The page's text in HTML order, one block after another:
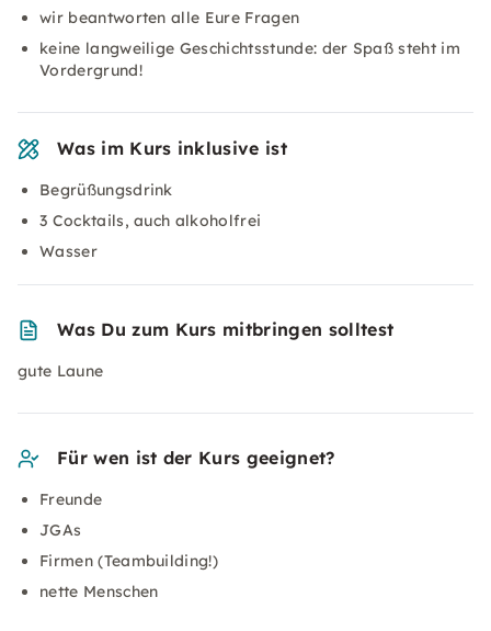
wir beantworten alle Eure Fragen
keine langweilige Geschichtsstunde: der Spaß steht im
Vordergrund!
Was im Kurs inklusive ist
Begrüßungsdrink
3 Cocktails, auch alkoholfrei
Wasser
Was Du zum Kurs mitbringen solltest
gute Laune
Für wen ist der Kurs geeignet?
Freunde
JGAs
Firmen (Teambuilding!)
nette Menschen